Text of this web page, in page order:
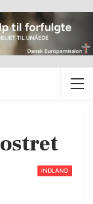
INDLAND